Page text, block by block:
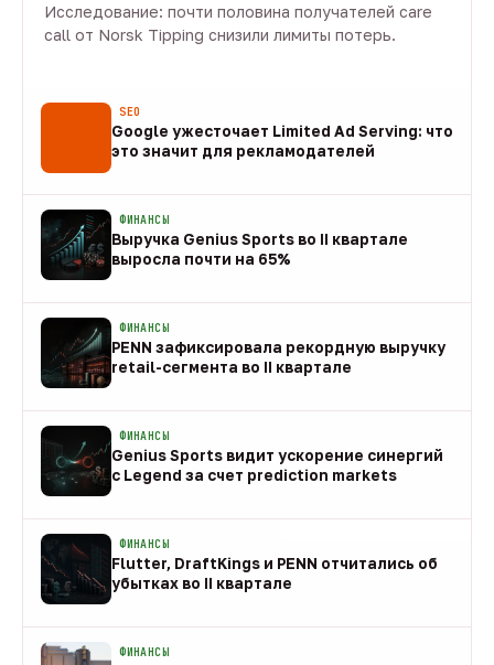
Исследование: почти половина получателей care
call от Norsk Tipping снизили лимиты потерь.
SEO
Google ужесточает Limited Ad Serving: что
это значит для рекламодателей
ФИНАНСЫ
Выручка Genius Sports во II квартале
выросла почти на 65%
ФИНАНСЫ
PENN зафиксировала рекордную выручку
retail-сегмента во II квартале
ФИНАНСЫ
Genius Sports видит ускорение синергий
с Legend за счет prediction markets
ФИНАНСЫ
Flutter, DraftKings и PENN отчитались об
убытках во II квартале
ФИНАНСЫ